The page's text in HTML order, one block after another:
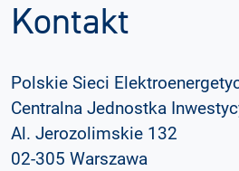
Kontakt
Polskie Sieci
Centralna Jednostka
Al. Jerozolimskie 132
02-305 Warszawa